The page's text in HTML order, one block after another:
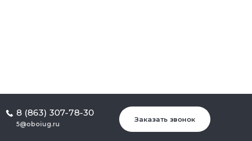
8 (863) 307-78-30
5@oboiug.ru
Заказать звонок